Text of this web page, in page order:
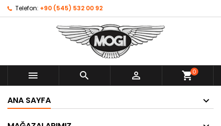
Telefon: +90 (545) 532 00 92
   shopping_cart0
ANA SAYFA